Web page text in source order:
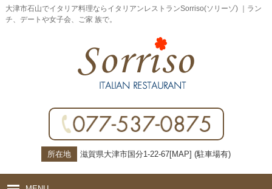
大津市石山でイタリア料理ならイタリアンレストランSorriso(ソリーゾ) ｜ラン
チ、デートや女子会、ご家 族で。
所在地 滋賀県大津市国分1-22-67[MAP] (駐車場有)